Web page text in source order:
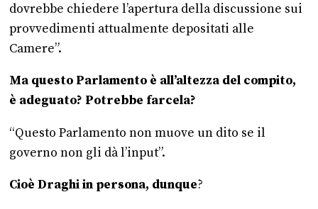
dovrebbe chiedere l’apertura della discussione sui
provvedimenti attualmente depositati alle
Camere”.
Ma questo Parlamento è all’altezza del compito,
è adeguato? Potrebbe farcela?
“Questo Parlamento non muove un dito se il
governo non gli dà l’input”.
Cioè Draghi in persona, dunque?